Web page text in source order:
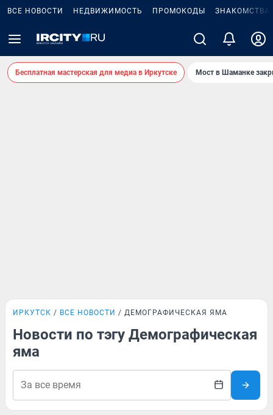
ВСЕ НОВОСТИ НЕДВИЖИМОСТЬ ПРОМОКОДЫ ЗНАКОМСТВА
Бесплатная мастерская для медиа в Иркутске Мост в Шаманке
ИРКУТСК ВСЕ НОВОСТИ ДЕМОГРАФИЧЕСКАЯ ЯМА
Новости по тэгу Демографическая
яма